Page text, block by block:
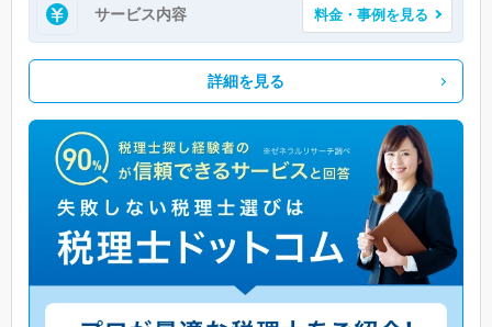
サービス内容 料金・事例を見る
詳細を見る